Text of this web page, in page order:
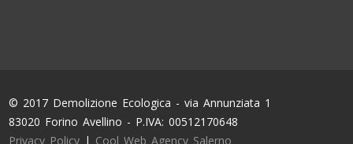
© 2017 Demolizione Ecologica - via Annunziata 1
83020 Forino Avellino - P.IVA: 00512170648
Privacy Policy | Cool Web Agency Salerno